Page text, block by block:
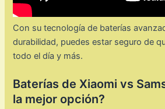
Con su tecnología de baterías
durabilidad, puedes estar seguro de
todo el día y más.
Baterías de Xiaomi vs
la mejor opción?